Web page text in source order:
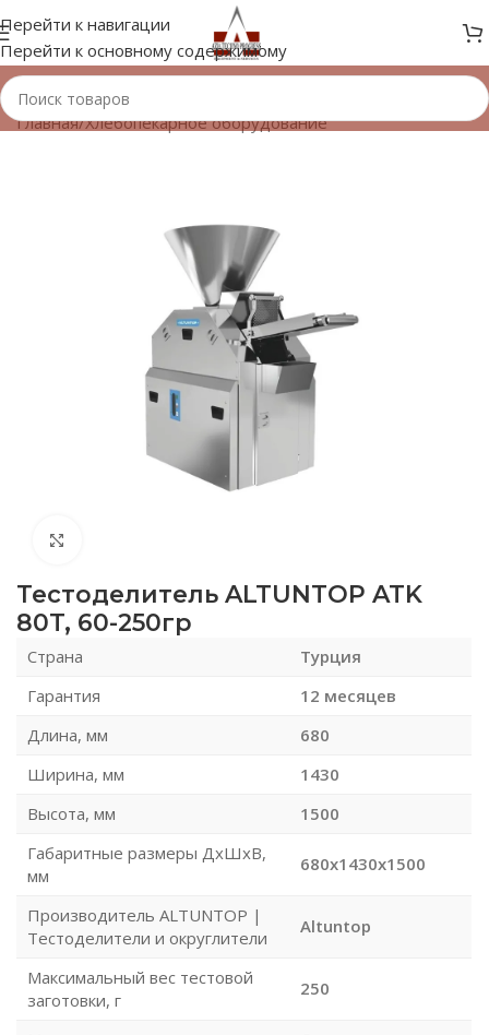
Перейти к навигации
Перейти к основному содержимому
Главная/Хлебопекарное оборудование
Тестоделитель ALTUNTOP ATK
80T, 60-250гр
Страна
Турция
Гарантия
12 месяцев
Длина, мм
680
Ширина, мм
1430
Высота, мм
1500
Габаритные размеры ДхШхВ,
мм
680x1430x1500
Производитель ALTUNTOP |
Тестоделители и округлители
Altuntop
Максимальный вес тестовой
заготовки, г
250